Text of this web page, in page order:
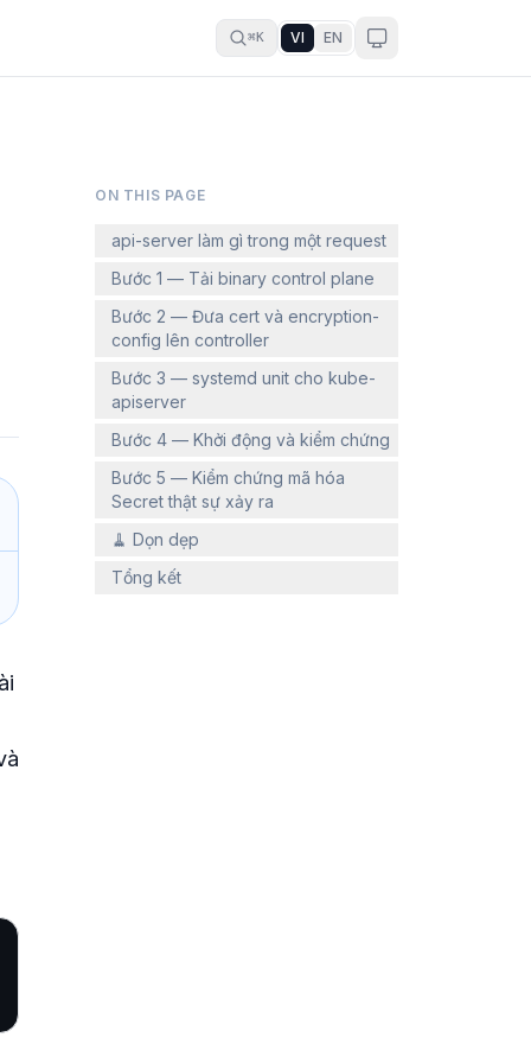
⌘K VI EN
ON THIS PAGE
api-server làm gì trong một request
Bước 1 — Tải binary control plane
Bước 2 — Đưa cert và encryption-
config lên controller
Bước 3 — systemd unit cho kube-
apiserver
Bước 4 — Khởi động và kiểm chứng
Bước 5 — Kiểm chứng mã hóa
Secret thật sự xảy ra
🧹 Dọn dẹp
Tổng kết